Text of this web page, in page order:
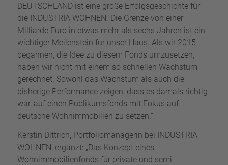
DEUTSCHLAND ist eine große Erfolgsgeschichte für
die INDUSTRIA WOHNEN. Die Grenze von einer
Milliarde Euro in etwas mehr als sechs Jahren ist ein
wichtiger Meilenstein für unser Haus. Als wir 2015
begannen, die Idee zu diesem Fonds umzusetzen,
haben wir nicht mit einem so schnellen Wachstum
gerechnet. Sowohl das Wachstum als auch die
bisherige Performance zeigen, dass es damals richtig
war, auf einen Publikumsfonds mit Fokus auf
deutsche Wohnimmobilien zu setzen.“
Kerstin Dittrich, Portfoliomanagerin bei INDUSTRIA
WOHNEN, ergänzt: „Das Konzept eines
Wohnimmobilienfonds für private und semi-